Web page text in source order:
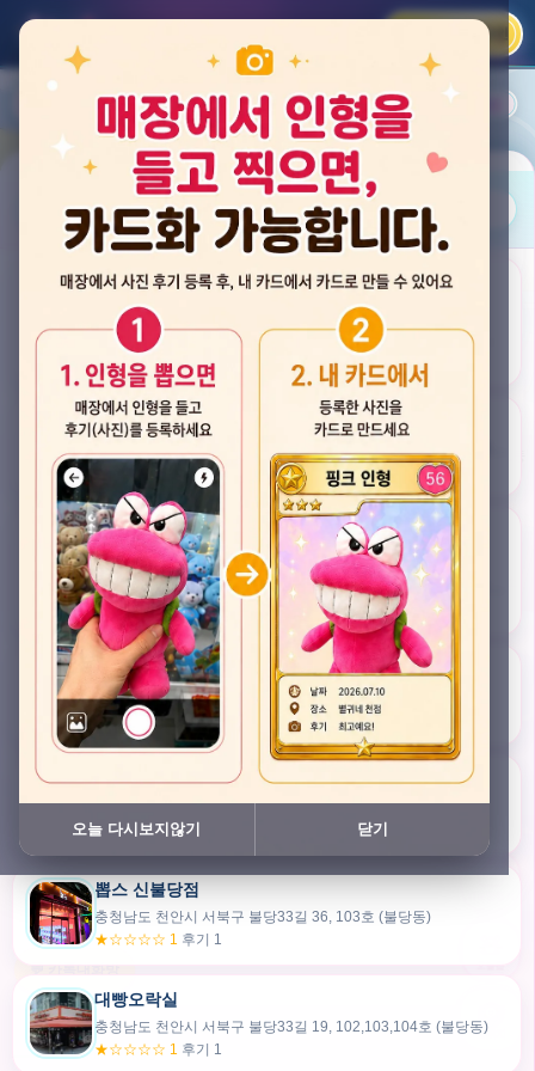
카카오 로그인
평점순 내 주변 즐겨찾기
뽑스 천안 불당점
★★★★☆ 4.2 후기 33
게임플렉스 불당동점
★★★☆☆ 2.5 후기 4
뽑기랜드
★★★★★ 4.7후기 47
픽스팟 불당점
충청남도 천안시 서북구 불당33길 47, 106호 (불당동)
★☆☆☆☆ 1 후기 1
쿠보 신불당점
충청남도 천안시 서북구 불당33길 35, 105호 (불당동)
★★★☆☆ 2.5후기 2
뽑스 신불당점
충청남도 천안시 서북구 불당33길 36, 103호 (불당동)
★☆☆☆☆ 1 후기 1
대빵오락실
충청남도 천안시 서북구 불당33길 19, 102,103,104호 (불당동)
★☆☆☆☆ 1 후기 1
30m
내위치
💬 카톡대화방
오늘 다시보지않기 닫기